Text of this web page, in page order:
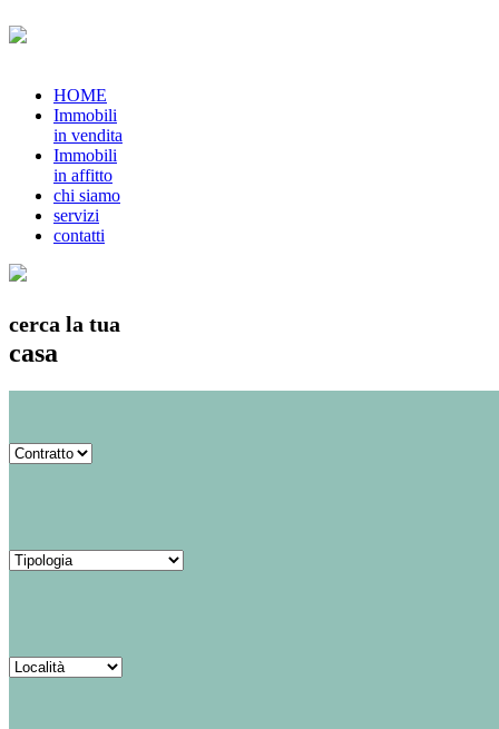
HOME
Immobili
in vendita
Immobili
in affitto
chi siamo
servizi
contatti
cerca la tua
casa